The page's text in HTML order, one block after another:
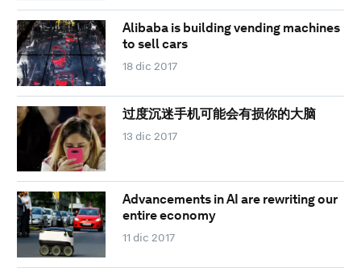
Alibaba is building vending machines
to sell cars
18 dic 2017
过度沉迷手机可能会有损你的大脑
13 dic 2017
Advancements in AI are rewriting our
entire economy
11 dic 2017